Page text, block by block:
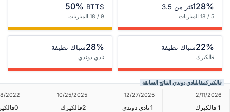
28%أكثر من 3.5
5 / 18 المباريات
50% BTTS
9 / 18 المباريات
22%شباك نظيفة
فالكيرك
28%شباك نظيفة
نادي دوندي
فالكيركمقابلنادي دوندي النتائج السابقة
2/11/2026
فالكيرك 1
12/27/2025
نادي دوندي1
10/25/2025
فالكيرك2
2022
0